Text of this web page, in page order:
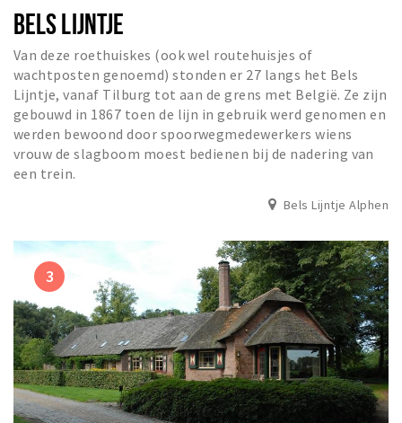
BELS LIJNTJE
Van deze roethuiskes (ook wel routehuisjes of
wachtposten genoemd) stonden er 27 langs het Bels
Lijntje, vanaf Tilburg tot aan de grens met België. Ze zijn
gebouwd in 1867 toen de lijn in gebruik werd genomen en
werden bewoond door spoorwegmedewerkers wiens
vrouw de slagboom moest bedienen bij de nadering van
een trein.
Bels Lijntje Alphen